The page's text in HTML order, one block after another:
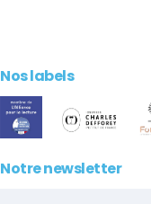
Nos labels
Notre newsletter